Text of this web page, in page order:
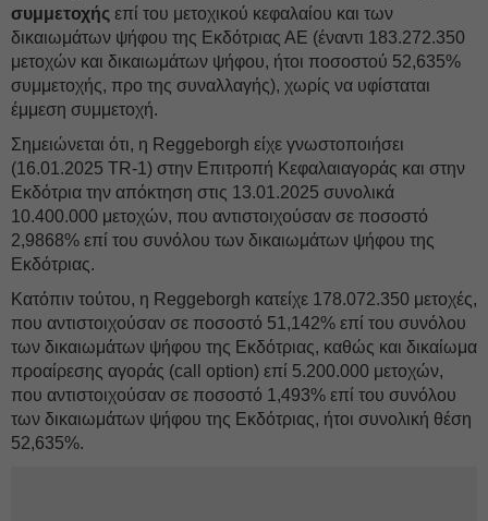
συμμετοχής επί του μετοχικού κεφαλαίου και των
δικαιωμάτων ψήφου της Εκδότριας ΑΕ (έναντι 183.272.350
μετοχών και δικαιωμάτων ψήφου, ήτοι ποσοστού 52,635%
συμμετοχής, προ της συναλλαγής), χωρίς να υφίσταται
έμμεση συμμετοχή.
Σημειώνεται ότι, η Reggeborgh είχε γνωστοποιήσει
(16.01.2025 TR-1) στην Επιτροπή Κεφαλαιαγοράς και στην
Εκδότρια την απόκτηση στις 13.01.2025 συνολικά
10.400.000 μετοχών, που αντιστοιχούσαν σε ποσοστό
2,9868% επί του συνόλου των δικαιωμάτων ψήφου της
Εκδότριας.
Κατόπιν τούτου, η Reggeborgh κατείχε 178.072.350 μετοχές,
που αντιστοιχούσαν σε ποσοστό 51,142% επί του συνόλου
των δικαιωμάτων ψήφου της Εκδότριας, καθώς και δικαίωμα
προαίρεσης αγοράς (call option) επί 5.200.000 μετοχών,
που αντιστοιχούσαν σε ποσοστό 1,493% επί του συνόλου
των δικαιωμάτων ψήφου της Εκδότριας, ήτοι συνολική θέση
52,635%.